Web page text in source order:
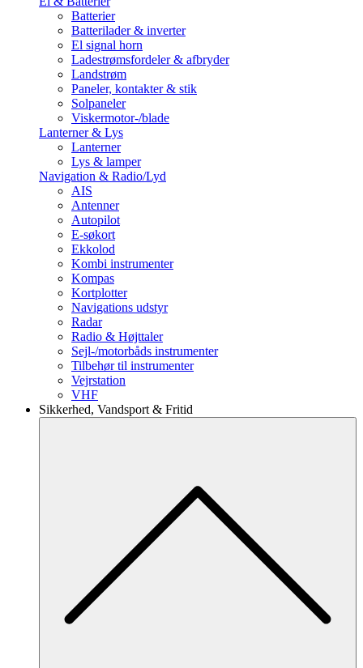
Batterier
Batterilader & inverter
El signal horn
Ladestrømsfordeler & afbryder
Landstrøm
Paneler, kontakter & stik
Solpaneler
Viskermotor-/blade
Lanterner & Lys
Lanterner
Lys & lamper
Navigation & Radio/Lyd
AIS
Antenner
Autopilot
E-søkort
Ekkolod
Kombi instrumenter
Kompas
Kortplotter
Navigations udstyr
Radar
Radio & Højttaler
Sejl-/motorbåds instrumenter
Tilbehør til instrumenter
Vejrstation
VHF
Sikkerhed, Vandsport & Fritid